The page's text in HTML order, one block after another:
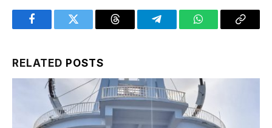
FacebookTwitter Threads TelegramWhatsAppCopy
RELATED POSTS